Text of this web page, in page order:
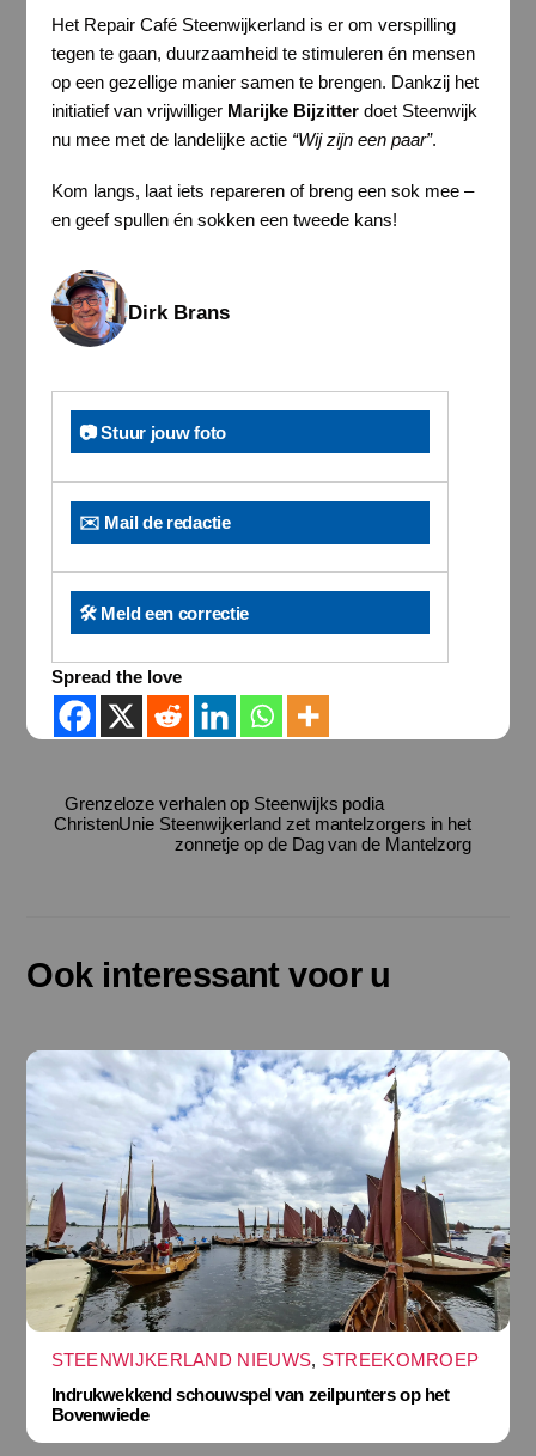
Het Repair Café Steenwijkerland is er om verspilling
tegen te gaan, duurzaamheid te stimuleren én mensen
op een gezellige manier samen te brengen. Dankzij het
initiatief van vrijwilliger Marijke Bijzitterdoet Steenwijk
nu mee met de landelijke actie “Wij zijn een paar”.
Kom langs, laat iets repareren of breng een sok mee –
en geef spullen én sokken een tweede kans!
Dirk Brans
📷 Stuur jouw foto
✉️ Mail de redactie
🛠️ Meld een correctie
Spread the love
Grenzeloze verhalen op Steenwijks podia
ChristenUnie Steenwijkerland zet mantelzorgers in het
zonnetje op de Dag van de Mantelzorg
Ook interessant voor u
STEENWIJKERLAND NIEUWS, STREEKOMROEP
Indrukwekkend schouwspel van zeilpunters op het
Bovenwiede